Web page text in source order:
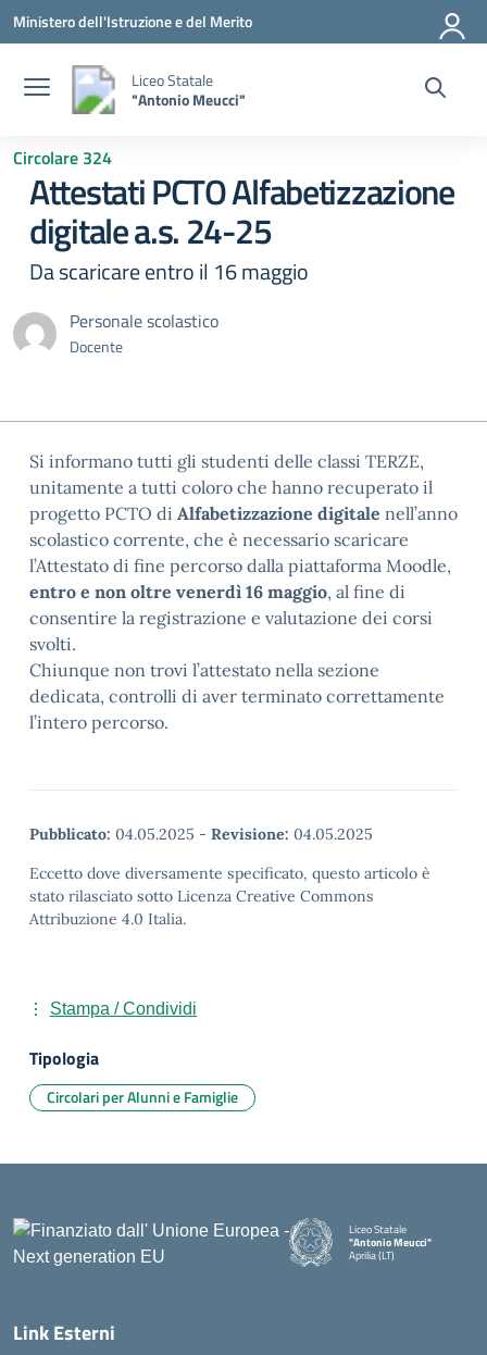
Ministero dell'Istruzione e del Merito
Liceo Statale
"Antonio Meucci"
Circolare 324
Attestati PCTO Alfabetizzazione
digitale a.s. 24-25
Da scaricare entro il 16 maggio
Personale scolastico
Docente
Si informano tutti gli studenti delle classi TERZE,
unitamente a tutti coloro che hanno recuperato il
progetto PCTO di Alfabetizzazione digitale nell’anno
scolastico corrente, che è necessario scaricare
l’Attestato di fine percorso dalla piattaforma Moodle,
entro e non oltre venerdì 16 maggio, al fine di
consentire la registrazione e valutazione dei corsi
svolti.
Chiunque non trovi l’attestato nella sezione
dedicata, controlli di aver terminato correttamente
l’intero percorso.
Pubblicato: 04.05.2025 - Revisione: 04.05.2025
Eccetto dove diversamente specificato, questo articolo è
stato rilasciato sotto Licenza Creative Commons
Attribuzione 4.0 Italia.
Stampa / Condividi
Tipologia
Circolari per Alunni e Famiglie
Liceo Statale
"Antonio Meucci"
Aprilia (LT)
Link Esterni